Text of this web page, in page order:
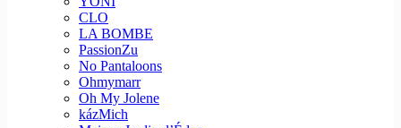
CLO
LA BOMBE
PassionZu
No Pantaloons
Ohmymarr
Oh My Jolene
kázMich